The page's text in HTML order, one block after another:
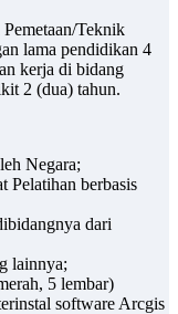
Teknik
lama pendidikan 4
kerja di bidang
2 (dua) tahun.
Negara;
Pelatihan berbasis
dari
lainnya;
5 lembar)
software Arcgis